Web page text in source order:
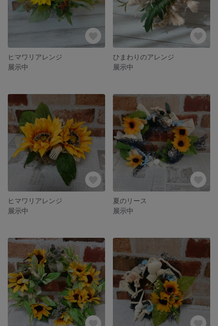
ヒマワリアレンジ
展示中
ひまわりのアレンジ
展示中
ヒマワリアレンジ
展示中
夏のリース
展示中